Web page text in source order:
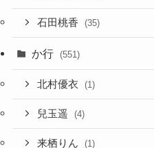
石田桃香 (35)
か行 (551)
北村優衣 (1)
兒玉遥 (4)
来栖りん (1)